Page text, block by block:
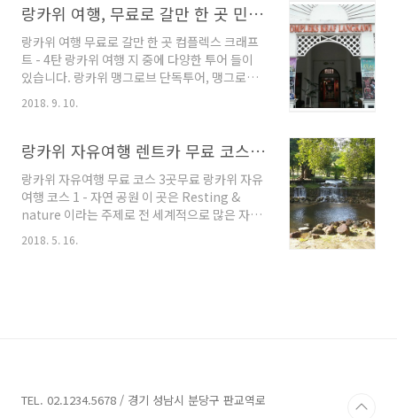
주는데요 아래와 같이 방수 종이 팔찌를 줍..
투어 중에서 오늘은 유명한랑카위 맹그로브 투어
(단독) 체험기를 공유 하겠습니다. 이 투어는 보
트를 빌려, 베테랑 안내사와 함께 동남아 자연의
수호신 맹그로브 나무의 신비한 비밀을 체험하고
악어동굴, 박귀동굴, 바다위의 독수리 사파리, 바
다에서 인증 샷, 그리고 맛있는 현지 음식 체험으
은 남녀 성별과 무관하고 남녀노소 나이의 한계
없이 다 같이즐..
랑카위 여행, 무료로 갈만 한 곳 민속 박물관(Complex craft)
랑카위 여행 무료로 갈만 한 곳 컴플렉스 크래프
트 - 4탄 랑카위 여행 지 중에 다양한 투어 들이
있습니다. 랑카위 맹그로브 단독투어, 맹그로브
만한 곳으로는 오리엔탈 빌리지의 케이블카가 유
정 중에, 가장 많이 가는 곳인데요, 일정이 조금
길면 무료 이면서 소소한 재미를 주는 곳이 이 곳
랑카위에 곳곳에 있습니다. 아래는 랑카위 한글
지도 입니다. 랑카위 여행자들이 주로 가는 곳과
갈 만한 곳을 위주로 했고, 이 곳을 다 들릴려면
약 2박 3일 정도가 최소 걸릴 거 같습니다. 도움
2018. 9. 10.
랑카위 자유여행 렌트카 무료 코스 4군데 알려 드립니다. 차 사고현장
랑카위 자유여행 무료 코스 3곳무료 랑카위 자유
여행 코스 1 - 자연 공원 이 곳은 Resting &
nature 이라는 주제로 전 세계적으로 많은 자유
여행 객들이 오십니다. 코타키나발루나, 쿠알라
룸푸르 처럼 저가 관광 같은게 없어, 덜 상업적이
의 없습니다. 이 곳은 랑카위 자유여행 지로서 외
국인들에게 거의 알려져 있지 않고, 이 곳 사람은
2018. 5. 16.
TEL. 02.1234.5678 / 경기 성남시 분당구 판교역로